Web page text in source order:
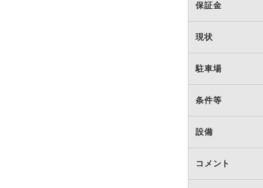
保証金
現状
駐車場
条件等
設備
コメント